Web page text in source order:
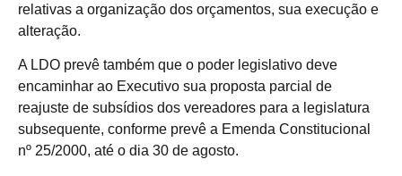
relativas a organização dos orçamentos, sua execução e
alteração.
A LDO prevê também que o poder legislativo deve
encaminhar ao Executivo sua proposta parcial de
reajuste de subsídios dos vereadores para a legislatura
subsequente, conforme prevê a Emenda Constitucional
nº 25/2000, até o dia 30 de agosto.